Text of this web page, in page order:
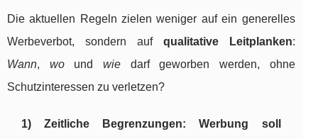
Die aktuellen Regeln zielen weniger auf ein generelles
Werbeverbot, sondern auf qualitative Leitplanken:
Wann, wound wiedarf geworben werden, ohne
Schutzinteressen zu verletzen?
1) Zeitliche Begrenzungen: Werbung soll